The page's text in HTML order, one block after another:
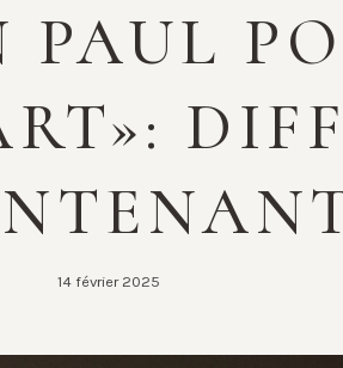
PAUL
14 février 2025